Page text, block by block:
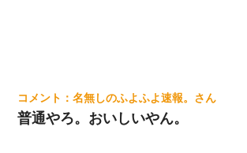
名無しのふよふよ速報。
普通やろ。おいしいやん。